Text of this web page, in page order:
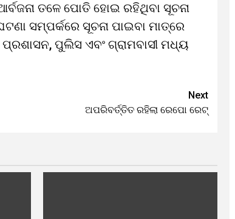
ତଳେ ପୋତି ହୋଇ ରହିଥିବା ସୂଚନା
ସମ୍ପର୍କରେ ସୂଚନା ପାଇବା ମାତ୍ରେ
ପୁଲିସ ଏବଂ ଗ୍ରାମବାସୀ ମଧ୍ୟ
Next
ଅପରିବର୍ତ୍ତିତ ରହିଲା ରେପୋ ରେଟ୍